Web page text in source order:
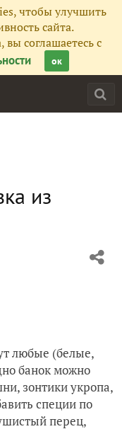
чтобы улучшить
сайта.
соглашаетесь с
ок
из
любые (белые,
банок можно
зонтики укропа,
специи по
перец,